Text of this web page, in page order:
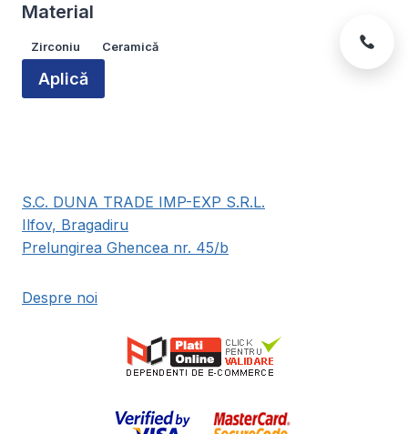
Material
Material
Zirconiu Ceramică
Aplică
S.C. DUNA TRADE IMP-EXP S.R.L.
Ilfov, Bragadiru
Prelungirea Ghencea nr. 45/b
Despre noi